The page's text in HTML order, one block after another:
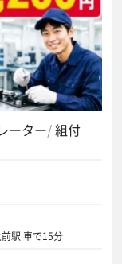
ーター 組付
駅 車で15分